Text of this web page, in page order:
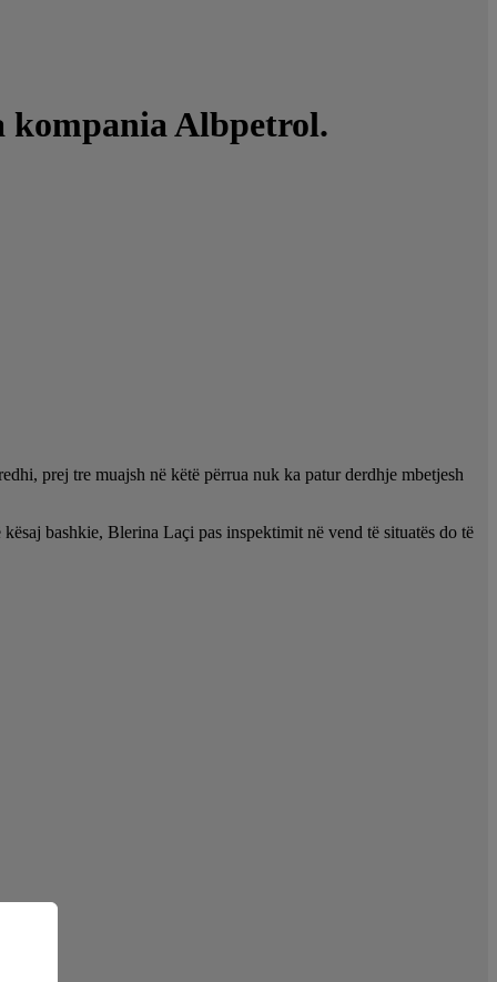
kompania Albpetrol.
prej tre muajsh në këtë përrua nuk ka patur derdhje mbetjesh
bashkie, Blerina Laçi pas inspektimit në vend të situatës do të